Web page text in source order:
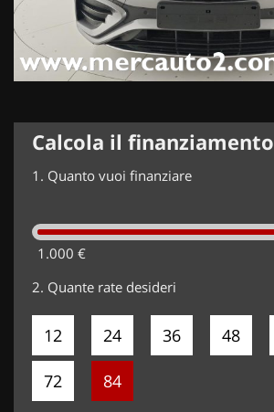
Calcola il finanziamento
1. Quanto vuoi finanziare
1.000 €
2. Quante rate desideri
12 24 36 48
72 84